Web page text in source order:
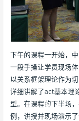
下午的课程一开始，
一段手操让学员现场
以关系框架理论作为
详细讲解了act基本理
型。在课程的下半场
例，讲授并现场演示